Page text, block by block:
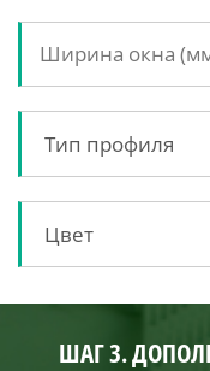
ШАГ 3.